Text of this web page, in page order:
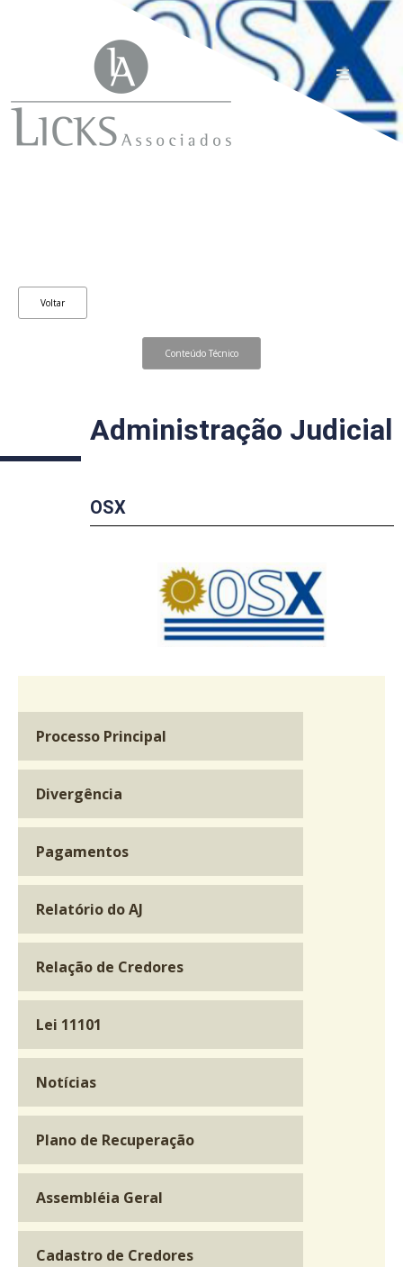
Voltar
Conteúdo Técnico
Administração Judicial
OSX
Processo Principal
Divergência
Pagamentos
Relatório do AJ
Relação de Credores
Lei 11101
Notícias
Plano de Recuperação
Assembléia Geral
Cadastro de Credores